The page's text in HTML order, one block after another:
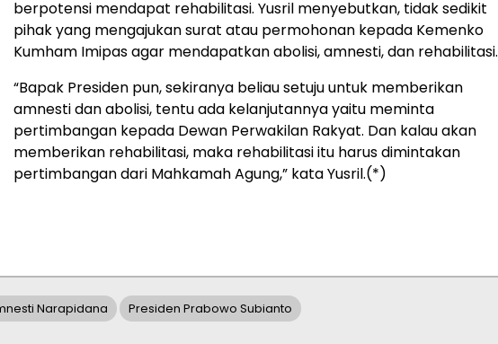
berpotensi mendapat rehabilitasi. Yusril menyebutkan, tidak sedikit
pihak yang mengajukan surat atau permohonan kepada Kemenko
Kumham Imipas agar mendapatkan abolisi, amnesti, dan rehabilitasi.
“Bapak Presiden pun, sekiranya beliau setuju untuk memberikan
amnesti dan abolisi, tentu ada kelanjutannya yaitu meminta
pertimbangan kepada Dewan Perwakilan Rakyat. Dan kalau akan
memberikan rehabilitasi, maka rehabilitasi itu harus dimintakan
pertimbangan dari Mahkamah Agung,” kata Yusril.(*)
Narapidana Presiden Prabowo Subianto